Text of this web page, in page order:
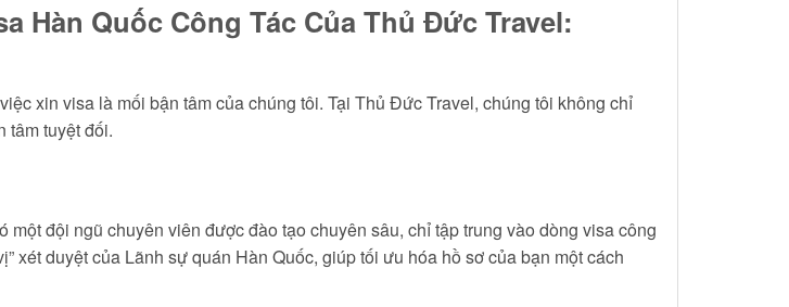
Hàn Quốc Công Tác Của Thủ Đức Travel:
xin visa là mối bận tâm của chúng tôi. Tại Thủ Đức Travel, chúng tôi không chỉ
tâm tuyệt đối.
một đội ngũ chuyên viên được đào tạo chuyên sâu, chỉ tập trung vào dòng visa công
xét duyệt của Lãnh sự quán Hàn Quốc, giúp tối ưu hóa hồ sơ của bạn một cách